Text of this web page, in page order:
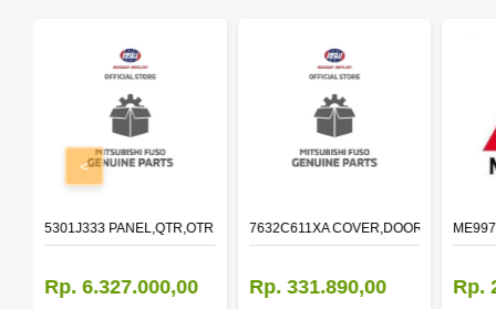
5301J333 PANEL,QTR,OTR LH
Rp. 6.327.000,00
7632C611XA COVER,DOOR
Rp. 331.890,00 Rp.
<